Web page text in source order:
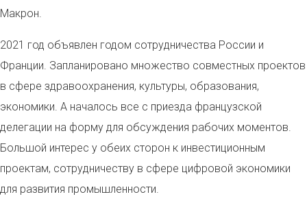
Макрон.
2021 год объявлен годом сотрудничества России и
Франции. Запланировано множество совместных проектов
в сфере здравоохранения, культуры, образования,
экономики. А началось все с приезда французской
делегации на форму для обсуждения рабочих моментов.
Большой интерес у обеих сторон к инвестиционным
проектам, сотрудничеству в сфере цифровой экономики
для развития промышленности.